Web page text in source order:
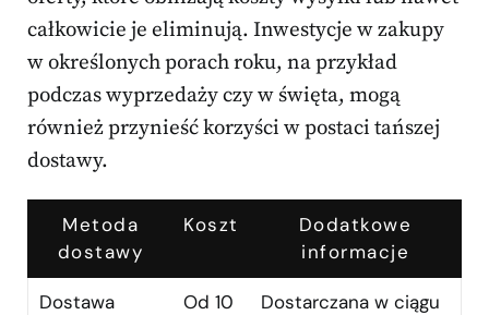
całkowicie je eliminują. Inwestycje w zakupy
w określonych porach roku, na przykład
podczas wyprzedaży czy w święta, mogą
również przynieść korzyści w postaci tańszej
dostawy.
Metoda
dostawy
Koszt
Dodatkowe
informacje
Dostawa
Od 10
Dostarczana w ciągu